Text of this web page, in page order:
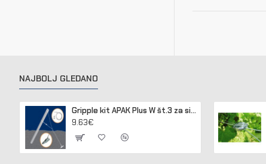
NAJBOLJ GLEDANO
Gripple kit APAK Plus W št.3 za sidranje lesenih in betonskih stebrov
9.63€